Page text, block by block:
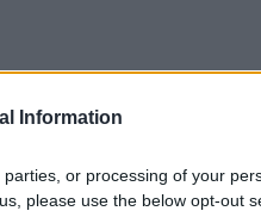
Information
or processing of your
please use the below opt-out
znajdzie się w
się dziś z